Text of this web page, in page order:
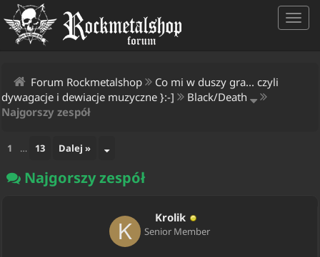
Forum Rockmetalshop
Co mi w duszy gra... czyli
dywagacje i dewiacje muzyczne }:-]
Black/Death
Najgorszy zespół
1 … 13 Dalej »
Najgorszy zespół
Krolik
Senior Member